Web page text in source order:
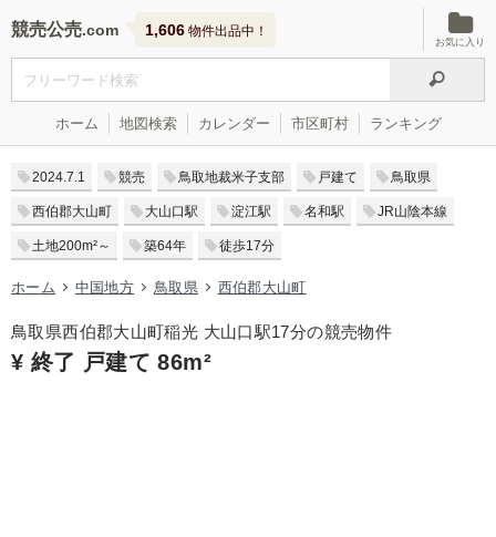
競売公売 1,606 物件出品中！
お気に入り
ホーム 地図検索 カレンダー 市区町村 ランキング
2024.7.1 競売 鳥取地裁米子支部 戸建て 鳥取県
西伯郡大山町 大山口駅 淀江駅 名和駅 JR山陰本線
土地200m²～ 築64年 徒歩17分
ホーム 中国地方 鳥取県 西伯郡大山町
鳥取県西伯郡大山町稲光 大山口駅17分の競売物件
¥ 終了 戸建て 86m²